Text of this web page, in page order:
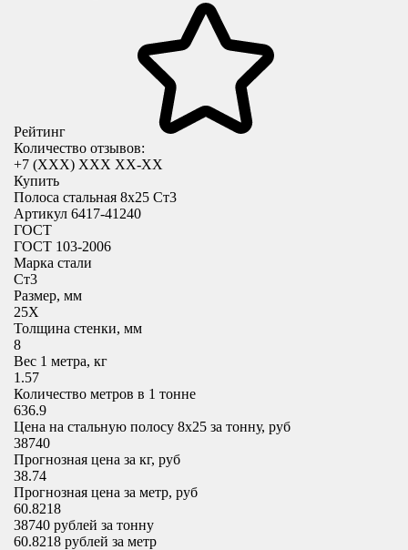
Рейтинг
Количество отзывов:
+7 (XXX) ХХХ ХХ-ХХ
Купить
Полоса стальная 8х25 Ст3
Артикул 6417-41240
ГОСТ
ГОСТ 103-2006
Марка стали
Ст3
Размер, мм
25X
Толщина стенки, мм
8
Вес 1 метра, кг
1.57
Количество метров в 1 тонне
636.9
Цена на стальную полосу 8х25 за тонну, руб
38740
Прогнозная цена за кг, руб
38.74
Прогнозная цена за метр, руб
60.8218
38740 рублей за тонну
60.8218 рублей за метр